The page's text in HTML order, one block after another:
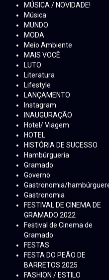
MÚSICA / NOVIDADE!
Música
MUNDO
MODA
Meio Ambiente
MAIS VOCÊ
LUTO
Literatura
Lifestyle
LANÇAMENTO
Instagram
INAUGURAÇÃO
Hotel/ Viagem
HOTEL
HISTÓRIA DE SUCESSO
Hambúrgueria
Gramado
Governo
Gastronomia/
Gastronomia
FESTIVAL DE CINEMA DE
GRAMADO 2022
Festival de Cinema de
Gramado
FESTAS
FESTA DO PEÃO DE
BARRETOS 2025
FASHION / ESTILO